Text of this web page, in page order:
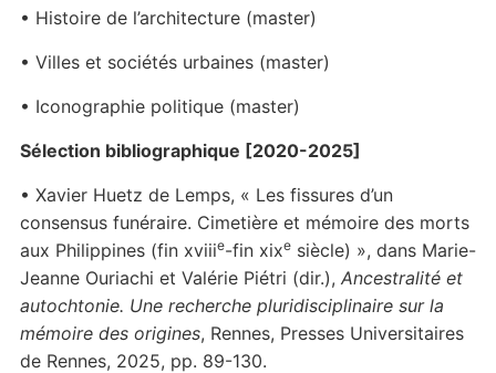
• Histoire de l’architecture (master)
• Villes et sociétés urbaines (master)
• Iconographie politique (master)
Sélection bibliographique [2020-2025]
• Xavier Huetz de Lemps, « Les fissures d’un
consensus funéraire. Cimetière et mémoire des morts
aux Philippines (fin xviiie-fin xixesiècle) », dans Marie-
Jeanne Ouriachi et Valérie Piétri (dir.), Ancestralité et
autochtonie. Une recherche pluridisciplinaire sur la
mémoire des origines, Rennes, Presses Universitaires
de Rennes, 2025, pp. 89-130.